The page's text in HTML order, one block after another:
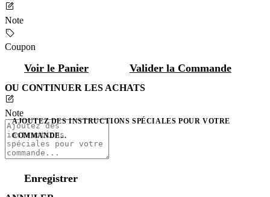
Note
Coupon
Voir le Panier Valider la Commande
OU CONTINUER LES ACHATS
Note
AJOUTEZ DES INSTRUCTIONS SPÉCIALES POUR VOTRE
COMMANDE...
Enregistrer